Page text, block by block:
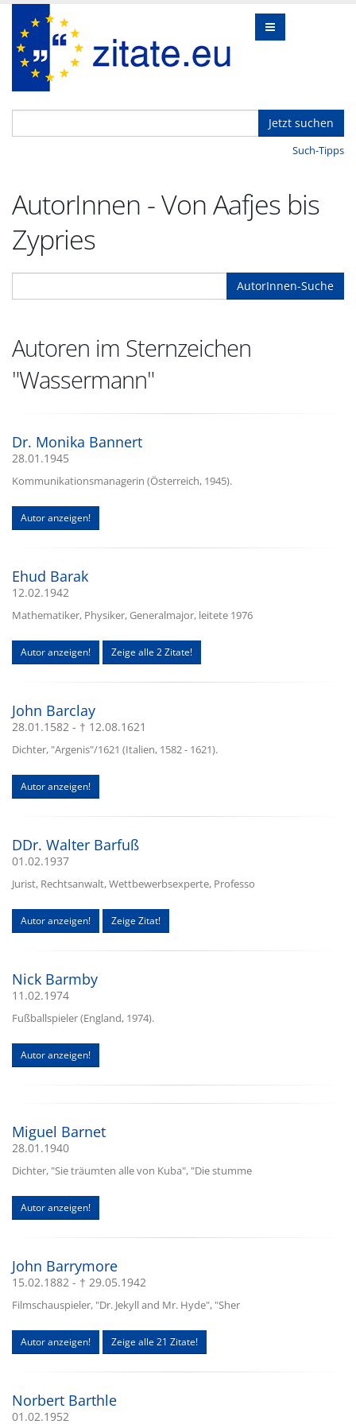
Jetzt suchen
Such-Tipps
AutorInnen - Von Aafjes bis
Zypries
AutorInnen-Suche
Autoren im Sternzeichen
"Wassermann"
Dr. Monika Bannert
28.01.1945
Kommunikationsmanagerin (Österreich, 1945).
Autor anzeigen!
Ehud Barak
12.02.1942
Mathematiker, Physiker, Generalmajor, leitete 1976
Autor anzeigen! Zeige alle 2 Zitate!
John Barclay
28.01.1582 - † 12.08.1621
Dichter, "Argenis"/1621 (Italien, 1582 - 1621).
Autor anzeigen!
DDr. Walter Barfuß
01.02.1937
Jurist, Rechtsanwalt, Wettbewerbsexperte, Professo
Autor anzeigen! Zeige Zitat!
Nick Barmby
11.02.1974
Fußballspieler (England, 1974).
Autor anzeigen!
Miguel Barnet
28.01.1940
Dichter, "Sie träumten alle von Kuba", "Die stumme
Autor anzeigen!
John Barrymore
15.02.1882 - † 29.05.1942
Filmschauspieler, "Dr. Jekyll and Mr. Hyde", "Sher
Autor anzeigen! Zeige alle 21 Zitate!
Norbert Barthle
01.02.1952